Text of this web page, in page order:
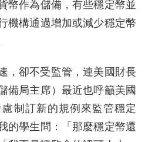
幣作為儲備，有些穩定幣並
機構通過增加或減少穩定幣
，卻不受監管，連美國財長
備局主席）最近也呼籲美國
制訂新的規例來監管穩定
的學生問：「那麼穩定幣還